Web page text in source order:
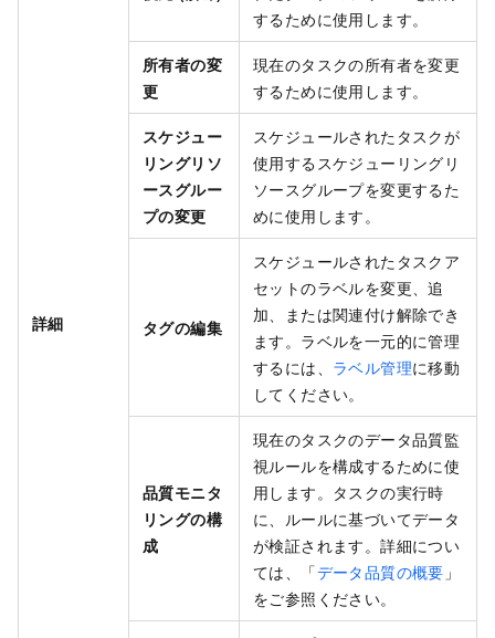
詳細
するために使用します。
所有者の変
更
現在のタスクの所有者を変更
するために使用します。
スケジュー
リングリソ
ースグルー
プの変更
スケジュールされたタスクが
使用するスケジューリングリ
ソースグループを変更するた
めに使用します。
タグの編集
スケジュールされたタスクア
セットのラベルを変更、追
加、または関連付け解除でき
ます。ラベルを一元的に管理
するには、 ラベル管理に移動
してください。
品質モニタ
リングの構
成
現在のタスクのデータ品質監
視ルールを構成するために使
用します。タスクの実行時
に、ルールに基づいてデータ
が検証されます。詳細につい
ては、「データ品質の概要 」
をご参照ください。